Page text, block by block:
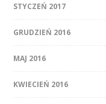
STYCZEŃ 2017
GRUDZIEŃ 2016
MAJ 2016
KWIECIEŃ 2016